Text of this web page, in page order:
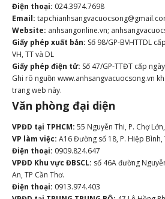
Điện thoại: 024.3974.7698
Email:
Website: anhsangonline.vn;
Giấy phép xuất bản: Số 98/GP-BVHTTDL
VH, TT và DL
Giấy phép điện tử: Số 47/GP-TTĐT cấp
Ghi rõ nguồn www.anhsangvacuocsong.vn
trang web này.
Văn phòng đại diện
VPĐD tại TPHCM: 55 Nguyễn Thi, P. Chợ
VP làm việc: A16 Đường số 18, P. Hiệp Bình,
Điện thoại: 0909.824.647
VPĐD Khu vực ĐBSCL: số 46A đường
An, TP Cần Thơ.
Điện thoại: 0913.974.403